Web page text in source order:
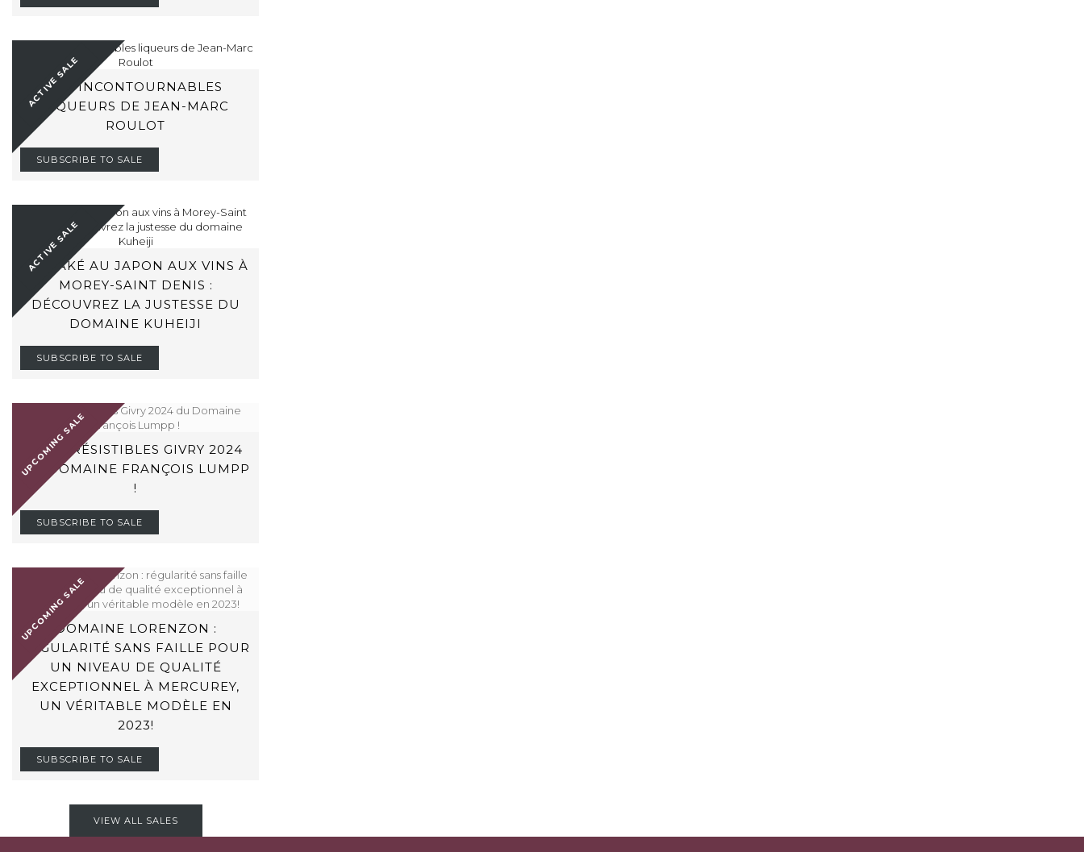
LES INCONTOURNABLES
LIQUEURS DE JEAN-MARC
ROULOT
SUBSCRIBE TO SALE
ACTIVE SALE
DU SAKÉ AU JAPON AUX VINS À
MOREY-SAINT DENIS :
DÉCOUVREZ LA JUSTESSE DU
DOMAINE KUHEIJI
SUBSCRIBE TO SALE
ACTIVE SALE
LES IRRÉSISTIBLES GIVRY 2024
DU DOMAINE FRANÇOIS LUMPP
!
SUBSCRIBE TO SALE
UPCOMING SALE
DOMAINE LORENZON :
RÉGULARITÉ SANS FAILLE POUR
UN NIVEAU DE QUALITÉ
EXCEPTIONNEL À MERCUREY,
UN VÉRITABLE MODÈLE EN
2023!
SUBSCRIBE TO SALE
UPCOMING SALE
VIEW ALL SALES